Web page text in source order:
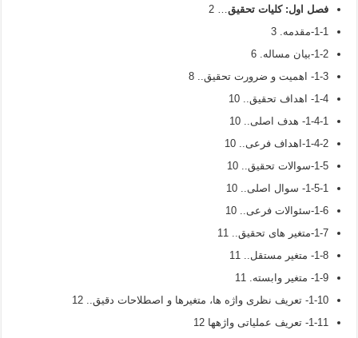
فصل اول: كليات تحقيق… 2
1-1-مقدمه. 3
1-2-بیان مساله. 6
1-3- اهمیت و ضرورت تحقیق.. 8
1-4- اهداف تحقیق.. 10
1-4-1- هدف اصلی.. 10
1-4-2-اهداف فرعی.. 10
1-5-سوالات تحقیق.. 10
1-5-1- سوال اصلی.. 10
1-6-سئوالات فرعی.. 10
1-7-متغیر های تحقیق.. 11
1-8- متغیر مستقل.. 11
1-9- متغیر وابسته. 11
1-10- تعریف نظری واژه ها، متغیرها و اصطلاحات دقیق.. 12
1-11- تعریف عملیاتی واژه­ها 12